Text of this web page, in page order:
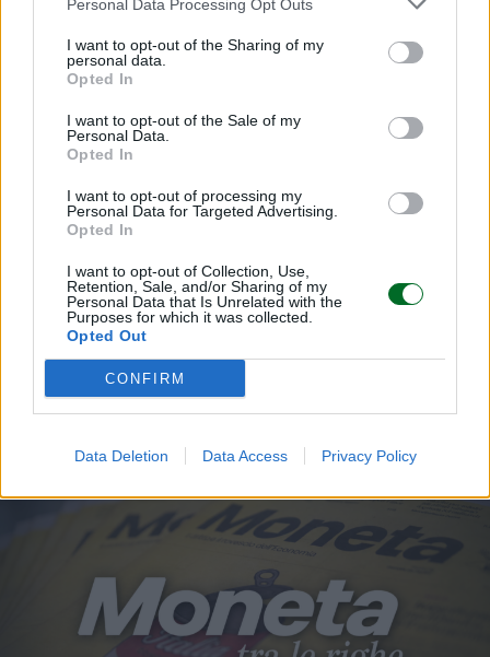
Personal Data Processing Opt Outs
I want to opt-out of the Sharing of my
personal data.
Opted In
I want to opt-out of the Sale of my
Personal Data.
Opted In
I want to opt-out of processing my
Personal Data for Targeted Advertising.
Opted In
I want to opt-out of Collection, Use,
Retention, Sale, and/or Sharing of my
Personal Data that Is Unrelated with the
Purposes for which it was collected.
Opted Out
CONFIRM
Data Deletion Data Access Privacy Policy
IMPRESA E MANAGEMENT
21 Invest raggiunge un accordo di
Redazione
TENDENZE E SOSTENIBILITÀ
Ulivi, erba medica ed energia solare: le
Redazione
Sfoglia Moneta
MULTIMEDIA